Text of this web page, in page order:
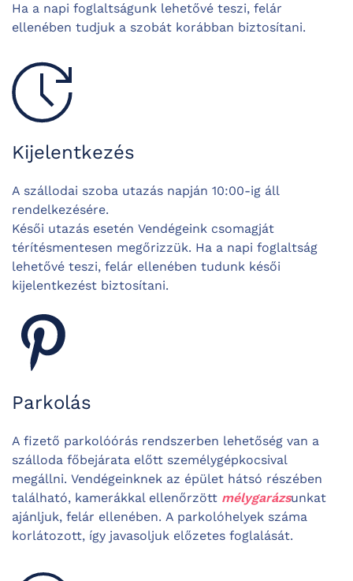
Ha a napi foglaltságunk lehetővé teszi, felár
ellenében tudjuk a szobát korábban biztosítani.
Kijelentkezés
A szállodai szoba utazás napján 10:00-ig áll
rendelkezésére.
Késői utazás esetén Vendégeink csomagját
térítésmentesen megőrizzük. Ha a napi foglaltság
lehetővé teszi, felár ellenében tudunk késői
kijelentkezést biztosítani.
Parkolás
A fizető parkolóórás rendszerben lehetőség van a
szálloda főbejárata előtt személygépkocsival
megállni. Vendégeinknek az épület hátsó részében
található, kamerákkal ellenőrzött mélygarázsunkat
ajánljuk, felár ellenében. A parkolóhelyek száma
korlátozott, így javasoljuk előzetes foglalását.